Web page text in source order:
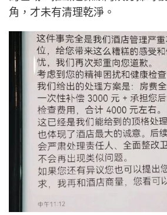
角，才未有清理乾淨。